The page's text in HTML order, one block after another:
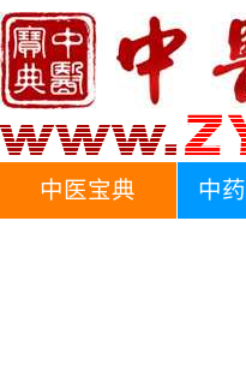
中医宝典 中药